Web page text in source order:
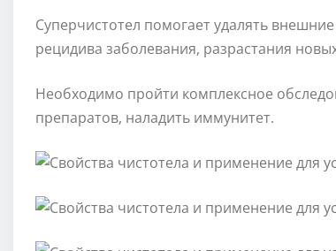
Суперчистотел помогает удалять
рецидива заболевания, разрастания
Необходимо пройти комплексное
препаратов, наладить иммунитет.